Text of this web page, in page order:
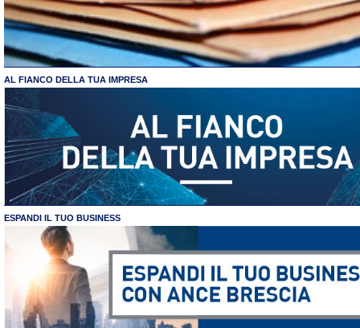
AL FIANCO DELLA TUA IMPRESA
ESPANDI IL TUO BUSINESS